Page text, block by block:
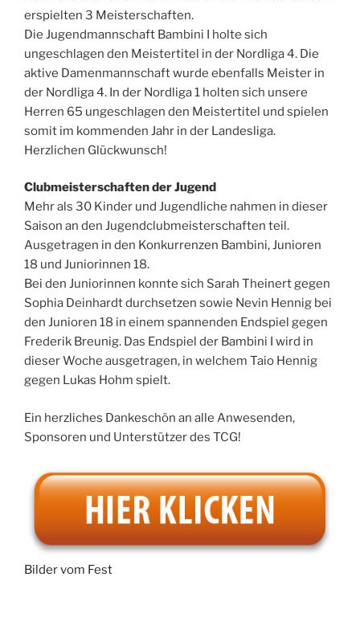
erspielten 3 Meisterschaften.
Die Jugendmannschaft Bambini I holte sich
ungeschlagen den Meistertitel in der Nordliga 4. Die
aktive Damenmannschaft wurde ebenfalls Meister in
der Nordliga 4. In der Nordliga 1 holten sich unsere
Herren 65 ungeschlagen den Meistertitel und spielen
somit im kommenden Jahr in der Landesliga.
Herzlichen Glückwunsch!
Clubmeisterschaften der Jugend
Mehr als 30 Kinder und Jugendliche nahmen in dieser
Saison an den Jugendclubmeisterschaften teil.
Ausgetragen in den Konkurrenzen Bambini, Junioren
18 und Juniorinnen 18.
Bei den Juniorinnen konnte sich Sarah Theinert gegen
Sophia Deinhardt durchsetzen sowie Nevin Hennig bei
den Junioren 18 in einem spannenden Endspiel gegen
Frederik Breunig. Das Endspiel der Bambini I wird in
dieser Woche ausgetragen, in welchem Taio Hennig
gegen Lukas Hohm spielt.
Ein herzliches Dankeschön an alle Anwesenden,
Sponsoren und Unterstützer des TCG!
Bilder vom Fest